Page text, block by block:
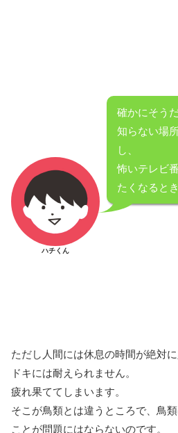
ハチくん
確かにそう
知らない場
し、
怖いテレビ
たくなると
ただし人間には休息の時間が絶対
ドキには耐えられません。
疲れ果ててしまいます。
そこが鳥類とは違うところで、鳥
ことが問題にはならないのです。